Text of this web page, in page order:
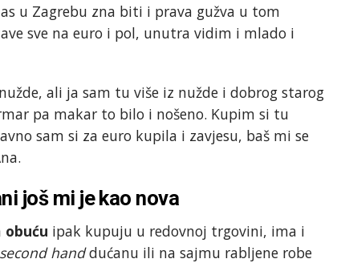
u Zagrebu zna biti i prava gužva u tom
sve na euro i pol, unutra vidim i mlado i
ali ja sam tu više iz nužde i dobrog starog
pa makar to bilo i nošeno. Kupim si tu
sam si za euro kupila i zavjesu, baš mi se
još mi je kao nova
obuću ipak kupuju u redovnoj trgovini, ima i
second handdućanu ili na sajmu rabljene robe